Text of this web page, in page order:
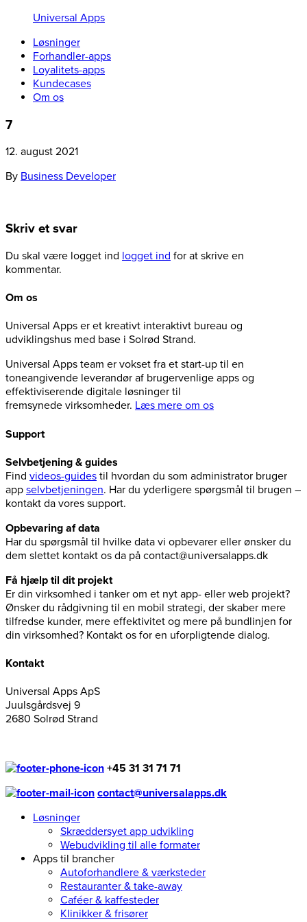
Universal Apps
Løsninger
Forhandler-apps
Loyalitets-apps
Kundecases
Om os
7
12. august 2021
By Business Developer
Skriv et svar
Du skal være logget ind logget ind for at skrive en
kommentar.
Om os
Universal Apps er et kreativt interaktivt bureau og
udviklingshus med base i Solrød Strand.
Universal Apps team er vokset fra et start-up til en
toneangivende leverandør af brugervenlige apps og
effektiviserende digitale løsninger til
fremsynede virksomheder. Læs mere om os
Support
Selvbetjening & guides
Find videos-guides til hvordan du som administrator bruger
app selvbetjeningen. Har du yderligere spørgsmål til brugen –
kontakt da vores support.
Opbevaring af data
Har du spørgsmål til hvilke data vi opbevarer eller ønsker du
dem slettet kontakt os da på contact@universalapps.dk
Få hjælp til dit projekt
Er din virksomhed i tanker om et nyt app- eller web projekt?
Ønsker du rådgivning til en mobil strategi, der skaber mere
tilfredse kunder, mere effektivitet og mere på bundlinjen for
din virksomhed? Kontakt os for en uforpligtende dialog.
Kontakt
Universal Apps ApS
Juulsgårdsvej 9
2680 Solrød Strand
+45 31 31 71 71
contact@universalapps.dk
Løsninger
Skræddersyet app udvikling
Webudvikling til alle formater
Apps til brancher
Autoforhandlere & værksteder
Restauranter & take-away
Caféer & kaffesteder
Klinikker & frisører